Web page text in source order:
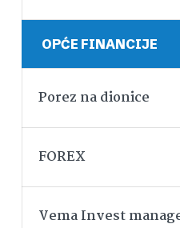
OPĆE FINANCIJE
Porez na dionice
FOREX
Vema Invest